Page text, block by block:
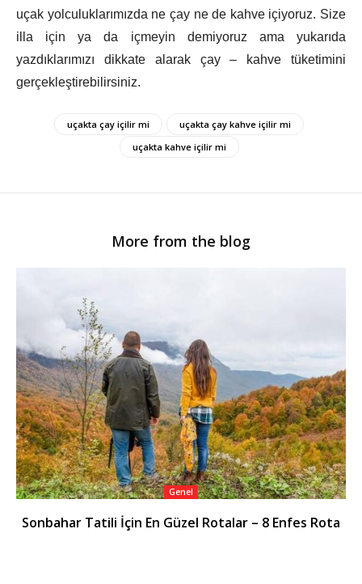
uçak yolculuklarımızda ne çay ne de kahve içiyoruz. Size
illa için ya da içmeyin demiyoruz ama yukarıda
yazdıklarımızı dikkate alarak çay – kahve tüketimini
gerçekleştirebilirsiniz.
uçakta çay içilir mi
uçakta çay kahve içilir mi
uçakta kahve içilir mi
More from the blog
Genel
Sonbahar Tatili İçin En Güzel Rotalar – 8 Enfes Rota